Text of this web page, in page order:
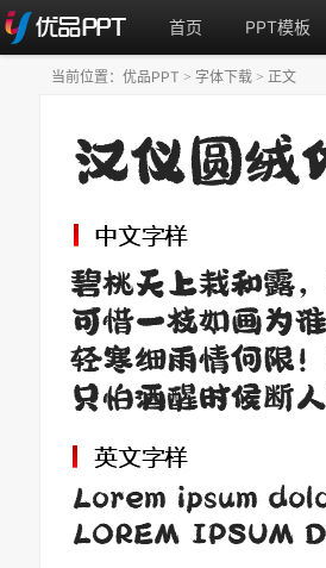
首页 PPT模板
当前位置： 优品PPT > 字体下载 > 正文